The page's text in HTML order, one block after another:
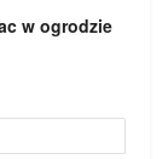
w ogrodzie